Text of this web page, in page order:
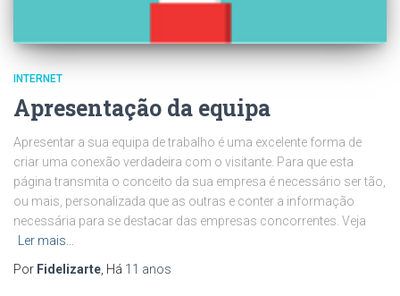
INTERNET
Apresentação da equipa
Apresentar a sua equipa de trabalho é uma excelente forma de
criar uma conexão verdadeira com o visitante. Para que esta
página transmita o conceito da sua empresa é necessário ser tão,
ou mais, personalizada que as outras e conter a informação
necessária para se destacar das empresas concorrentes. Veja
Ler mais…
Por Fidelizarte , Há 11 anos